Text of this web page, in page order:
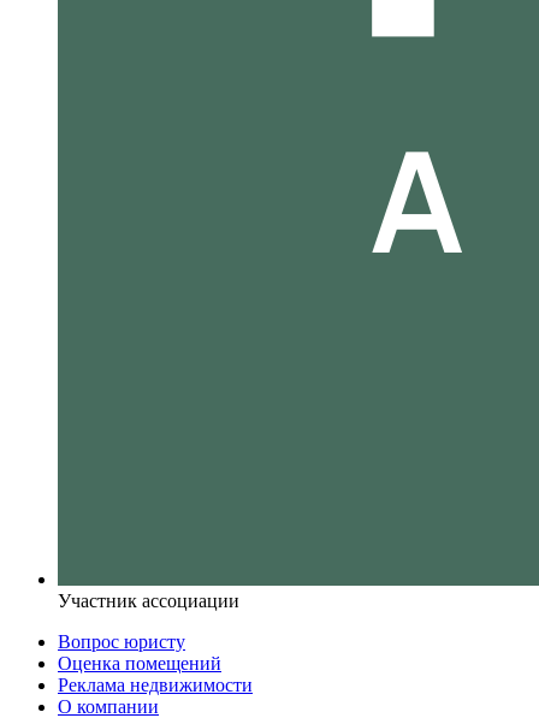
Участник ассоциации
Вопрос юристу
Оценка помещений
Реклама недвижимости
О компании